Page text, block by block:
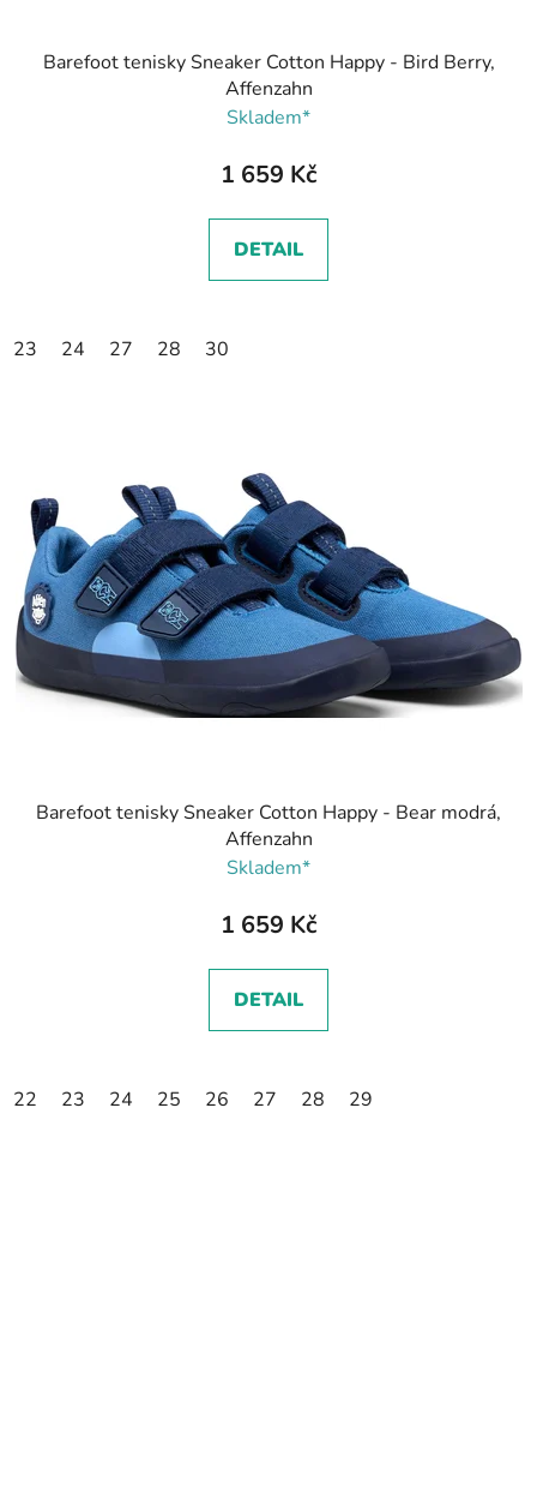
Barefoot tenisky Sneaker Cotton Happy - Bird Berry,
Affenzahn
Skladem*
1 659 Kč
DETAIL
23 24 27 28 30
Barefoot tenisky Sneaker Cotton Happy - Bear modrá,
Affenzahn
Skladem*
1 659 Kč
DETAIL
22 23 24 25 26 27 28 29